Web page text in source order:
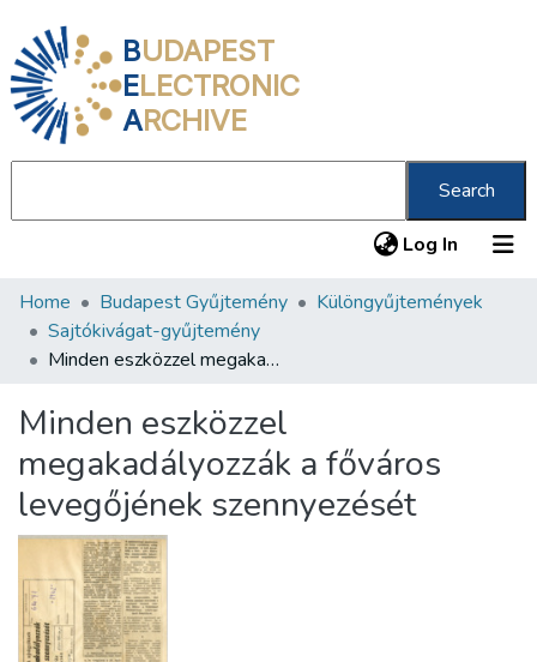
BUDAPEST
ELECTRONIC
ARCHIVE
Search
Log In (current)
Communities & Collections
All of DSpace
Home Budapest Gyűjtemény
Különgyűjtemények
Sajtókivágat-gyűjtemény
Minden eszközzel megakadályozzák a főváros levegőjének szennyezését
Minden eszközzel
megakadályozzák a főváros
levegőjének szennyezését